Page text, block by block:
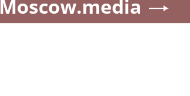
Moscow.media